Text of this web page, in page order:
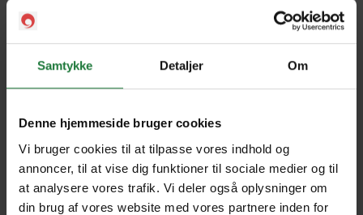
Samtykke Detaljer Om
Denne hjemmeside bruger cookies
Vi bruger cookies til at tilpasse vores indhold og
annoncer, til at vise dig funktioner til sociale medier og til
at analysere vores trafik. Vi deler også oplysninger om
din brug af vores website med vores partnere inden for
March 2026 February 2026
November 2025 October 2025